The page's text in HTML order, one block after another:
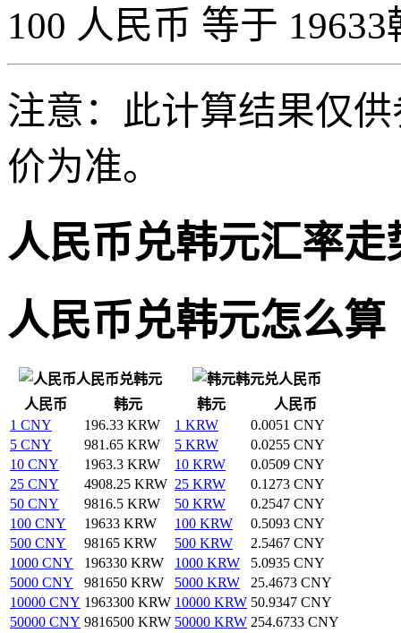
100 人民币 等于
注意：此计算结果仅
价为准。
人民币兑韩元汇率走
人民币兑韩元怎么算
人民币兑韩元
韩元兑人民币
人民币
韩元 韩元
人民币
1 CNY
196.33 KRW 1 KRW
0.0051 CNY
5 CNY
981.65 KRW 5 KRW
0.0255 CNY
10 CNY
1963.3 KRW 10 KRW
0.0509 CNY
25 CNY
4908.25 KRW 25 KRW
0.1273 CNY
50 CNY
9816.5 KRW 50 KRW
0.2547 CNY
100 CNY
19633 KRW 100 KRW
0.5093 CNY
500 CNY
98165 KRW 500 KRW
2.5467 CNY
1000 CNY
196330 KRW 1000 KRW
5.0935 CNY
5000 CNY
981650 KRW 5000 KRW
25.4673 CNY
10000 CNY 1963300 KRW 10000 KRW 50.9347 CNY
50000 CNY 9816500 KRW 50000 KRW 254.6733 CNY